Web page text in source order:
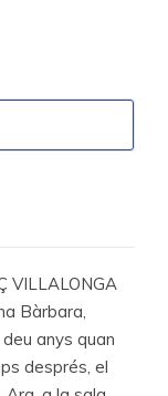
VILLALONGA
Bàrbara,
anys quan
després, el